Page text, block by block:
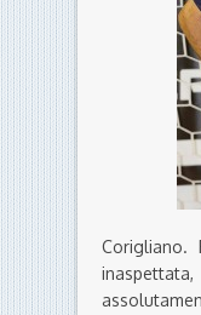
Corigliano.